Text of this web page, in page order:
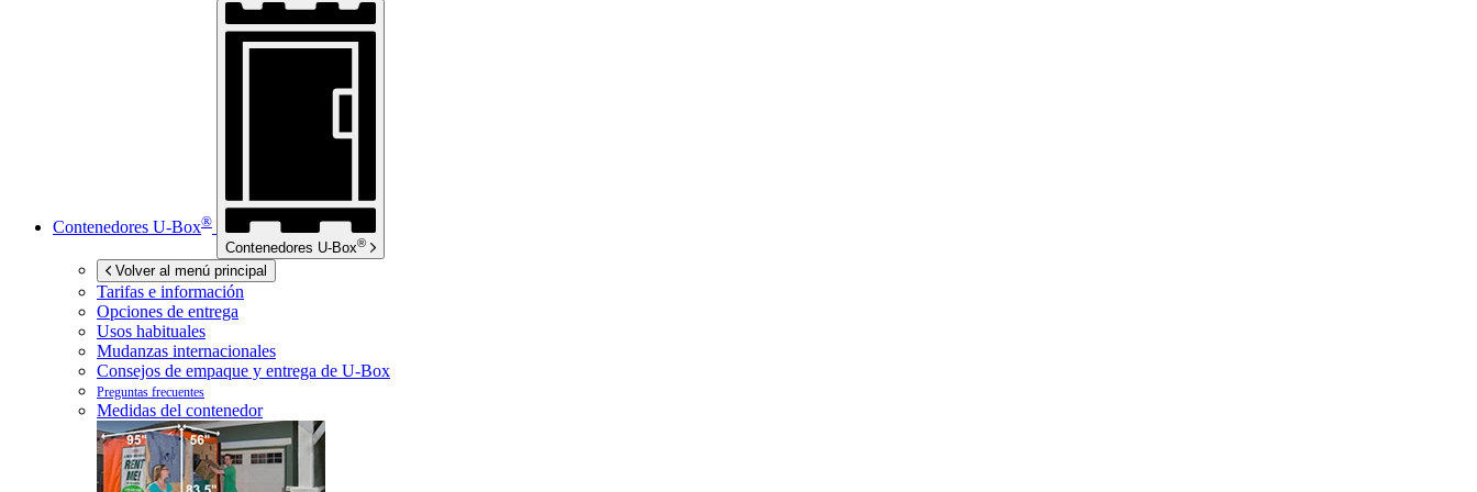
Contenedores U-Box®
Contenedores U-Box®
Volver al menú principal
Tarifas e información
Opciones de entrega
Usos habituales
Mudanzas internacionales
Consejos de empaque y entrega de U-Box
Preguntas frecuentes
Medidas del contenedor